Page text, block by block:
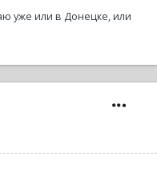
уже или в Донецке, или